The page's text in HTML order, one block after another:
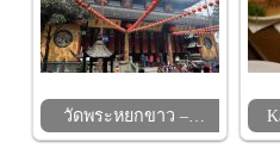
วัดพระหยกขาว –…